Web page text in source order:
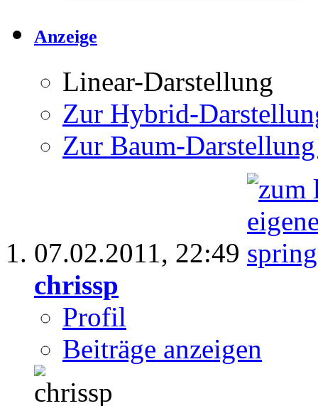
Anzeige
Linear-Darstellung
Zur Hybrid-
Zur Baum-
07.02.2011, 22:49
chrissp
Profil
Beiträge anzeigen